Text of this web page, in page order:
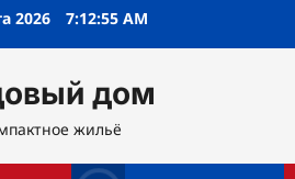
2026 7:12:56 AM
дом
жильё